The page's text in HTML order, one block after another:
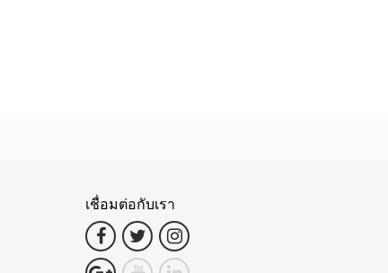
เชื่อมต่อกับเรา